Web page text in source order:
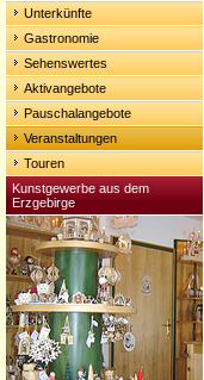
Unterkünfte
Gastronomie
Sehenswertes
Aktivangebote
Pauschalangebote
Veranstaltungen
Touren
Kunstgewerbe aus dem
Erzgebirge